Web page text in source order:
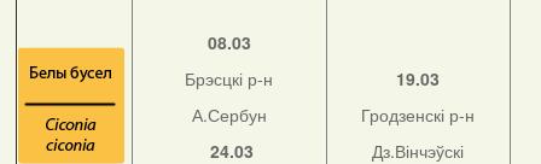
08.03
Брэсцкі р-н
А.Сербун
24.03
19.03
Гродзенскі р-н
Дз.Вінчэўскі